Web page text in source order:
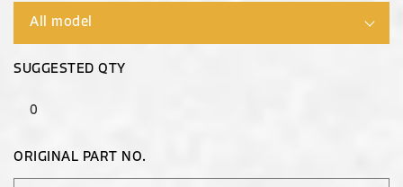
SUGGESTED QTY
0
ORIGINAL PART NO.